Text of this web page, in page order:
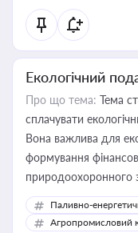
Екологічний
Про що тема: Тема
сплачувати
Вона важлива для
формування
природоохоронного
Паливно-
Агропромисловий